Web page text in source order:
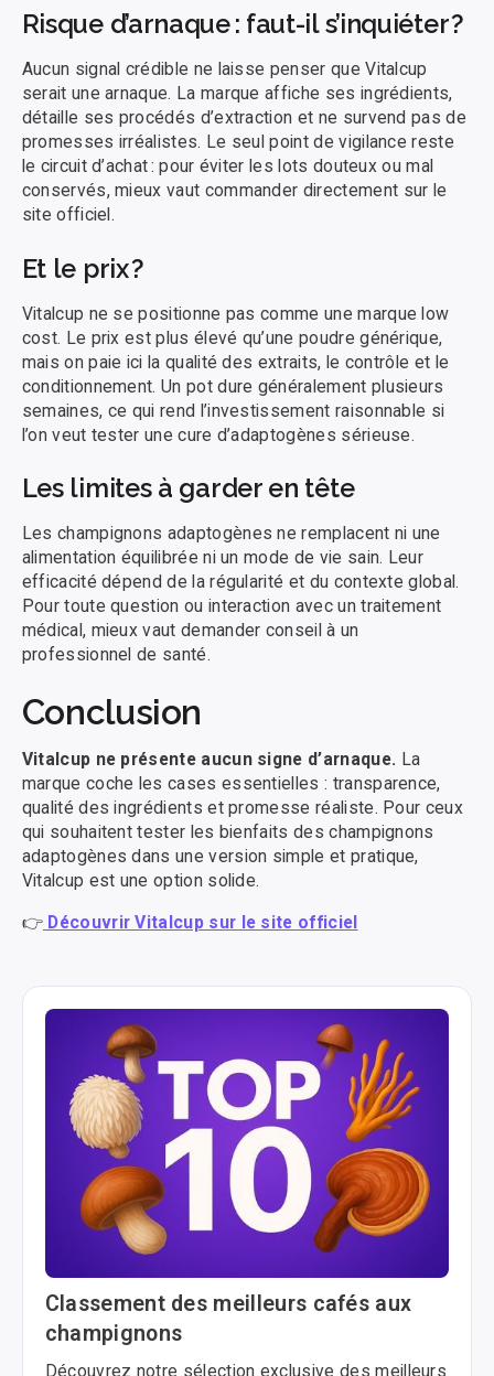
Risque d’arnaque : faut-il s’inquiéter ?
Aucun signal crédible ne laisse penser que Vitalcup
serait une arnaque. La marque affiche ses ingrédients,
détaille ses procédés d’extraction et ne survend pas de
promesses irréalistes. Le seul point de vigilance reste
le circuit d’achat : pour éviter les lots douteux ou mal
conservés, mieux vaut commander directement sur le
site officiel.
Et le prix ?
Vitalcup ne se positionne pas comme une marque low
cost. Le prix est plus élevé qu’une poudre générique,
mais on paie ici la qualité des extraits, le contrôle et le
conditionnement. Un pot dure généralement plusieurs
semaines, ce qui rend l’investissement raisonnable si
l’on veut tester une cure d’adaptogènes sérieuse.
Les limites à garder en tête
Les champignons adaptogènes ne remplacent ni une
alimentation équilibrée ni un mode de vie sain. Leur
efficacité dépend de la régularité et du contexte global.
Pour toute question ou interaction avec un traitement
médical, mieux vaut demander conseil à un
professionnel de santé.
Conclusion
Vitalcup ne présente aucun signe d’arnaque. La
marque coche les cases essentielles : transparence,
qualité des ingrédients et promesse réaliste. Pour ceux
qui souhaitent tester les bienfaits des champignons
adaptogènes dans une version simple et pratique,
Vitalcup est une option solide.
👉 Découvrir Vitalcup sur le site officiel
Classement des meilleurs cafés aux
champignons
Découvrez notre sélection exclusive des meilleurs